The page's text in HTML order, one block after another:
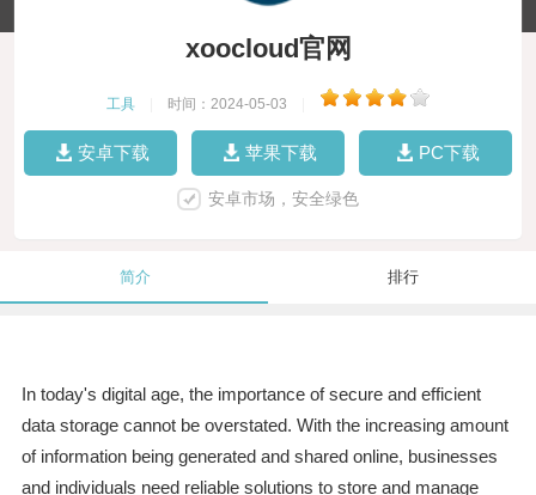
xoocloud官网
工具 时间：2024-05-03
安卓下载 苹果下载 PC下载
安卓市场，安全绿色
简介 排行
In today's digital age, the importance of secure and efficient
data storage cannot be overstated. With the increasing amount
of information being generated and shared online, businesses
and individuals need reliable solutions to store and manage